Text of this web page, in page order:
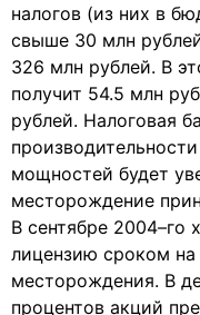
налогов (из них в
свыше 30 млн
326 млн рублей. В
получит 54.5 млн
рублей. Налоговая
мощностей будет
месторождение
В сентябре 2004–го
лицензию сроком на
месторождения. В
процентов акций